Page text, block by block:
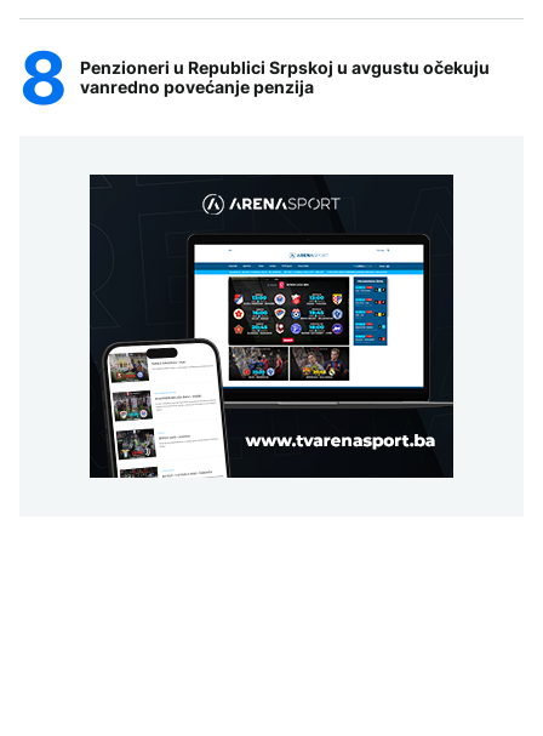
Penzioneri u Republici Srpskoj u avgustu očekuju
vanredno povećanje penzija